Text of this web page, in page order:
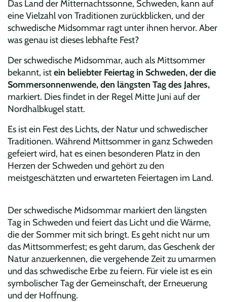
Das Land der Mitternachtssonne, Schweden, kann auf
eine Vielzahl von Traditionen zurückblicken, und der
schwedische Midsommar ragt unter ihnen hervor. Aber
was genau ist dieses lebhafte Fest?
Der schwedische Midsommar, auch als Mittsommer
bekannt, istein beliebter Feiertag in Schweden, der die
Sommersonnenwende, den längsten Tag des Jahres,
markiert. Dies findet in der Regel Mitte Juni auf der
Nordhalbkugel statt.
Es ist ein Fest des Lichts, der Natur und schwedischer
Traditionen. Während Mittsommer in ganz Schweden
gefeiert wird, hat es einen besonderen Platz in den
Herzen der Schweden und gehört zu den
meistgeschätzten und erwarteten Feiertagen im Land.
Der schwedische Midsommar markiert den längsten
Tag in Schweden und feiert das Licht und die Wärme,
die der Sommer mit sich bringt. Es geht nicht nur um
das Mittsommerfest; es geht darum, das Geschenk der
Natur anzuerkennen, die vergehende Zeit zu umarmen
und das schwedische Erbe zu feiern. Für viele ist es ein
symbolischer Tag der Gemeinschaft, der Erneuerung
und der Hoffnung.